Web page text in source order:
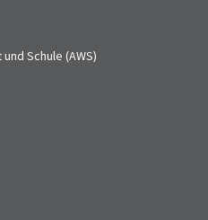
Schule (AWS)